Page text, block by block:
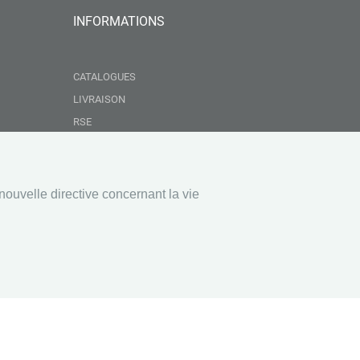
directive concernant la vie
INFORMATIONS
CATALOGUES
LIVRAISON
RSE
CONDITIONS GÉNÉRALES DE VENTE